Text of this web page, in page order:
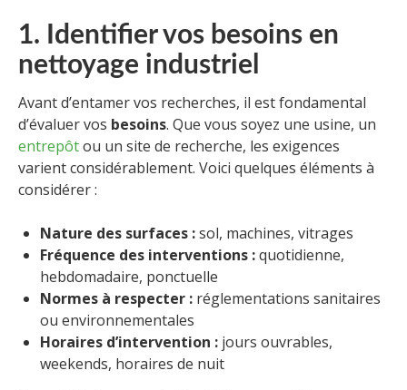
1. Identifier vos besoins en
nettoyage industriel
Avant d’entamer vos recherches, il est fondamental
d’évaluer vos besoins. Que vous soyez une usine, un
entrepôtou un site de recherche, les exigences
varient considérablement. Voici quelques éléments à
considérer :
Nature des surfaces :sol, machines, vitrages
Fréquence des interventions :quotidienne,
hebdomadaire, ponctuelle
Normes à respecter : réglementations sanitaires
ou environnementales
Horaires d’intervention : jours ouvrables,
weekends, horaires de nuit